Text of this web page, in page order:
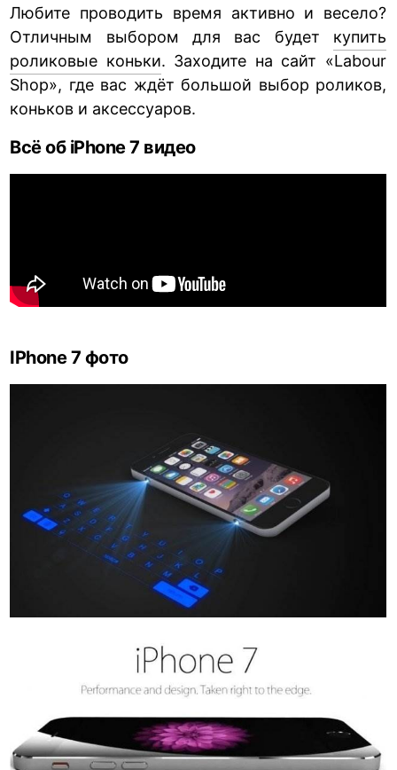
Любите проводить время активно и весело?
Отличным выбором для вас будет купить
роликовые коньки. Заходите на сайт «Labour
Shop», где вас ждёт большой выбор роликов,
коньков и аксессуаров.
Всё об iPhone 7 видео
IPhone 7 фото